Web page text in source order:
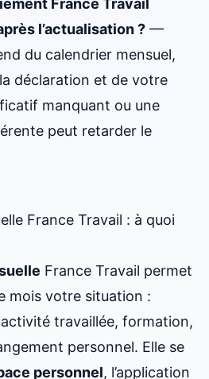
France Travail
l’actualisation ? —
du calendrier mensuel,
déclaration et de votre
manquant ou une
peut retarder le
France Travail : à quoi
France Travail permet
mois votre situation :
activité travaillée, formation,
personnel. Elle se
personnel, l’application